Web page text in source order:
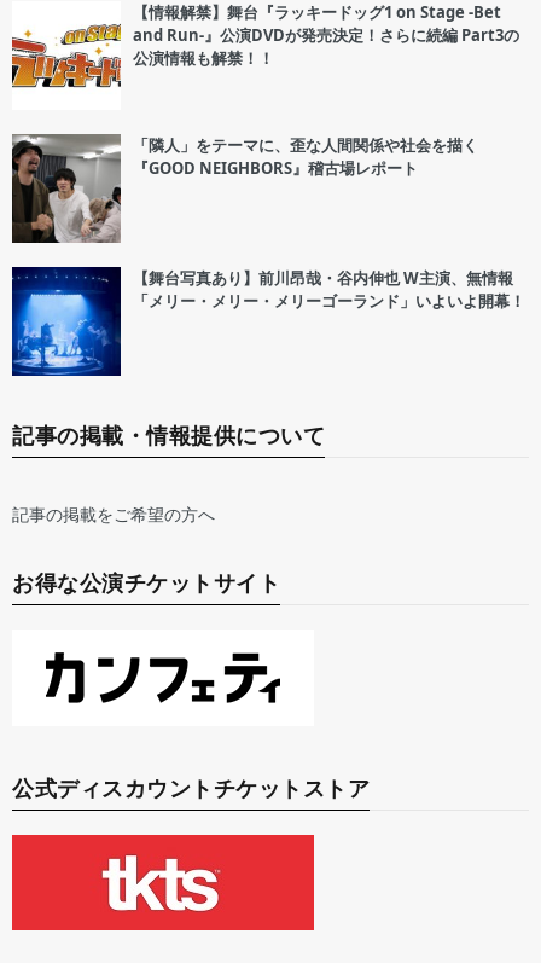
【情報解禁】舞台『ラッキードッグ1 on Stage -Bet
and Run-』公演DVDが発売決定！さらに続編 Part3の
公演情報も解禁！！
「隣人」をテーマに、歪な人間関係や社会を描く
『GOOD NEIGHBORS』稽古場レポート
【舞台写真あり】前川昂哉・谷内伸也 W主演、無情報
「メリー・メリー・メリーゴーランド」いよいよ開幕！
記事の掲載・情報提供について
記事の掲載をご希望の方へ
お得な公演チケットサイト
公式ディスカウントチケットストア